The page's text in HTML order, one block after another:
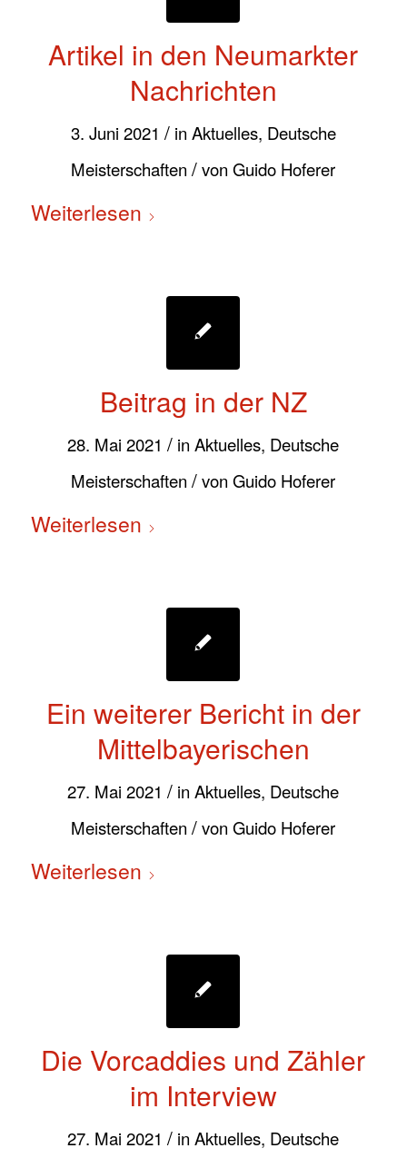
Artikel in den Neumarkter
Nachrichten
3. Juni 2021 / in Aktuelles, Deutsche
Meisterschaften / vonGuido Hoferer
Weiterlesen
Beitrag in der NZ
28. Mai 2021 / inAktuelles, Deutsche
Meisterschaften / vonGuido Hoferer
Weiterlesen
Ein weiterer Bericht in der
Mittelbayerischen
27. Mai 2021 / inAktuelles, Deutsche
Meisterschaften / vonGuido Hoferer
Weiterlesen
Die Vorcaddies und Zähler
im Interview
27. Mai 2021 / inAktuelles, Deutsche